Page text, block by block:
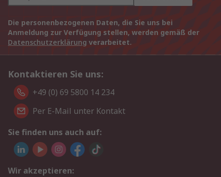
Die personenbezogenen Daten, die Sie uns bei
Anmeldung zur Verfügung stellen, werden gemäß der
Datenschutzerklärung verarbeitet.
Kontaktieren Sie uns:
+49 (0) 69 5800 14 234
Per E-Mail unter Kontakt
Sie finden uns auch auf:
Wir akzeptieren: